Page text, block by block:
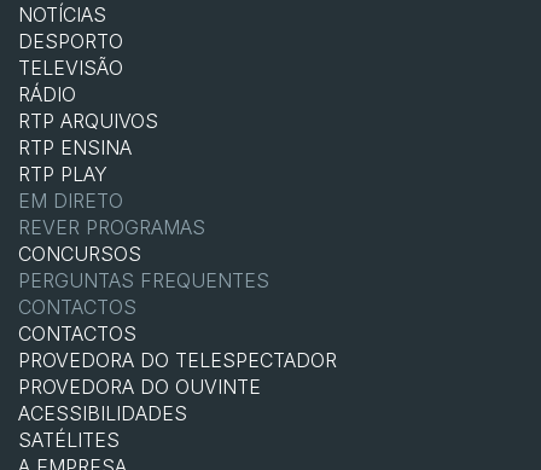
NOTÍCIAS
DESPORTO
TELEVISÃO
RÁDIO
RTP ARQUIVOS
RTP ENSINA
RTP PLAY
EM DIRETO
REVER PROGRAMAS
CONCURSOS
PERGUNTAS FREQUENTES
CONTACTOS
CONTACTOS
PROVEDORA DO TELESPECTADOR
PROVEDORA DO OUVINTE
ACESSIBILIDADES
SATÉLITES